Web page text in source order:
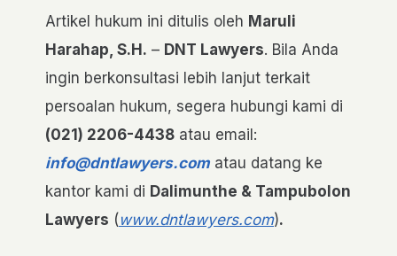
Artikel hukum ini ditulis oleh Maruli
Harahap, S.H. – DNT Lawyers. Bila Anda
ingin berkonsultasi lebih lanjut terkait
persoalan hukum, segera hubungi kami di
(021) 2206-4438 atau email:
info@dntlawyers.com atau datang ke
kantor kami di Dalimunthe & Tampubolon
Lawyers (www.dntlawyers.com).